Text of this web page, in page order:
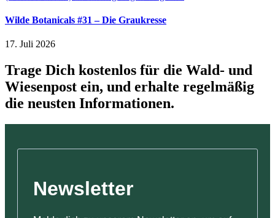
Wilde Botanicals #31 – Die Graukresse
17. Juli 2026
Trage Dich kostenlos für die Wald- und
Wiesenpost ein, und erhalte regelmäßig
die neusten Informationen.